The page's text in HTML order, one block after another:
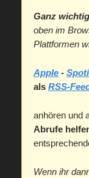
Ganz
oben im
Plattformen
Apple -
als RSS-
anhören und
Abrufe
Wenn ihr